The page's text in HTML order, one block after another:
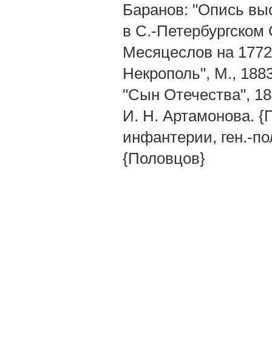
Баранов: "Опись
в С.-Петербургском
Месяцеслов на
Некрополь", M.,
"Сын Отечества",
И. Н. Артамонова.
инфантерии, ген.-
{Половцов}